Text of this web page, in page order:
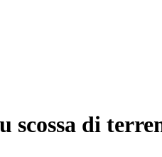
scossa di